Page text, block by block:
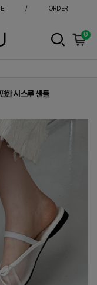
ORDER
0
한 시스루 샌들